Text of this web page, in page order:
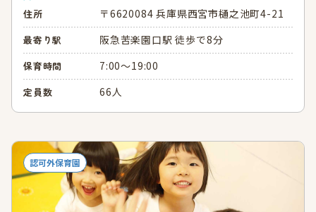
住所
〒6620084 兵庫県西宮市樋之池町4-21
最寄り駅 阪急苦楽園口駅 徒歩で8分
保育時間 7:00～19:00
定員数 66人
認可外保育園